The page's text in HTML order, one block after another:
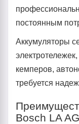
постоянным
Аккумуляторы
кемперов,
требуется
Bosch LA